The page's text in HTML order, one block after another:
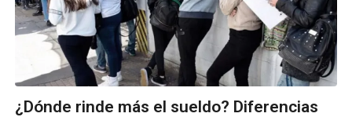
¿Dónde rinde más el sueldo? Diferencias